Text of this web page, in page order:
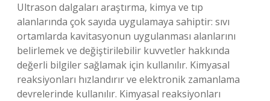
Ultrason dalgaları araştırma, kimya ve tıp
alanlarında çok sayıda uygulamaya sahiptir: sıvı
ortamlarda kavitasyonun uygulanması alanlarını
belirlemek ve değiştirilebilir kuvvetler hakkında
değerli bilgiler sağlamak için kullanılır. Kimyasal
reaksiyonları hızlandırır ve elektronik zamanlama
devrelerinde kullanılır. Kimyasal reaksiyonları